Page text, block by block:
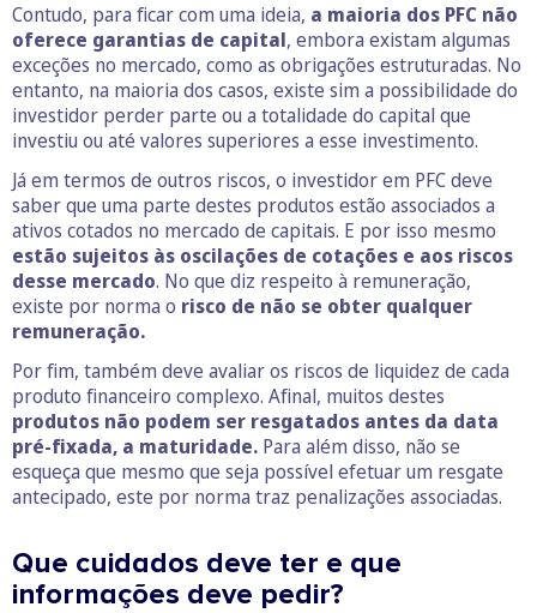
Contudo, para ficar com uma ideia, a maioria dos PFC não
oferece garantias de capital, embora existam algumas
exceções no mercado, como as obrigações estruturadas. No
entanto, na maioria dos casos, existe sim a possibilidade do
investidor perder parte ou a totalidade do capital que
investiu ou até valores superiores a esse investimento.
Já em termos de outros riscos, o investidor em PFC deve
saber que uma parte destes produtos estão associados a
ativos cotados no mercado de capitais. E por isso mesmo
estão sujeitos às oscilações de cotações e aos riscos
desse mercado. No que diz respeito à remuneração,
existe por norma o risco de não se obter qualquer
remuneração.
Por fim, também deve avaliar os riscos de liquidez de cada
produto financeiro complexo. Afinal, muitos destes
produtos não podem ser resgatados antes da data
pré-fixada, a maturidade. Para além disso, não se
esqueça que mesmo que seja possível efetuar um resgate
antecipado, este por norma traz penalizações associadas.
Que cuidados deve ter e que
informações deve pedir?